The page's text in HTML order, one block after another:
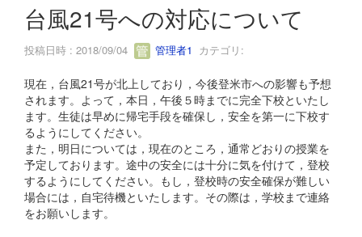
台風21号への対応について
投稿日時 : 2018/09/04 管理者1 カテゴリ:
現在，台風21号が北上しており，今後登米市への影響も予想
されます。よって，本日，午後５時までに完全下校といたし
ます。生徒は早めに帰宅手段を確保し，安全を第一に下校す
るようにしてください。
また，明日については，現在のところ，通常どおりの授業を
予定しております。途中の安全には十分に気を付けて，登校
するようにしてください。もし，登校時の安全確保が難しい
場合には，自宅待機といたします。その際は，学校まで連絡
をお願いします。